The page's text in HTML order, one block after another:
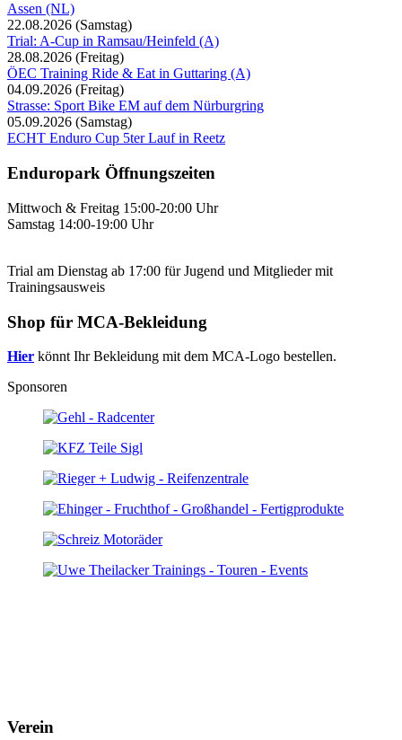
Assen (NL)
22.08.2026 (Samstag)
Trial: A-Cup in Ramsau/Heinfeld (A)
28.08.2026 (Freitag)
ÖEC Training Ride & Eat in Guttaring (A)
04.09.2026 (Freitag)
Strasse: Sport Bike EM auf dem Nürburgring
05.09.2026 (Samstag)
ECHT Enduro Cup 5ter Lauf in Reetz
Enduropark Öffnungszeiten
Mittwoch & Freitag 15:00-20:00 Uhr
Samstag 14:00-19:00 Uhr
Trial am Dienstag ab 17:00 für Jugend und Mitglieder mit
Trainingsausweis
Shop für MCA-Bekleidung
Hier könnt Ihr Bekleidung mit dem MCA-Logo bestellen.
Sponsoren
Verein